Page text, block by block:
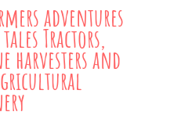
adventures
Tractors,
harvesters and